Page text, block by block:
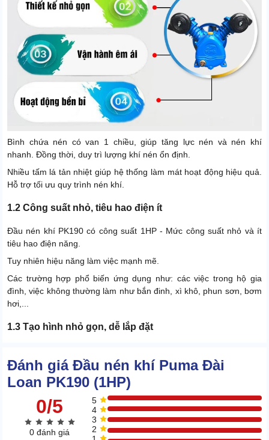
Bình chứa nén có van 1 chiều, giúp tăng lực nén và nén khí
nhanh. Đồng thời, duy trì lượng khí nén ổn định.
Nhiều tấm lá tản nhiệt giúp hệ thống làm mát hoạt động hiệu quả.
Hỗ trợ tối ưu quy trình nén khí.
1.2 Công suất nhỏ, tiêu hao điện ít
Đầu nén khí PK190 có công suất 1HP - Mức công suất nhỏ và ít
tiêu hao điện năng.
Tuy nhiên hiệu năng làm việc mạnh mẽ.
Các trường hợp phổ biến ứng dụng như: các việc trong hộ gia
đình, việc không thường làm như bắn đinh, xì khô, phun sơn, bơm
hơi,...
1.3 Tạo hình nhỏ gọn, dễ lắp đặt
Đánh giá Đầu nén khí Puma Đài
Loan PK190 (1HP)
0/5
0 đánh giá
5
4
3
2